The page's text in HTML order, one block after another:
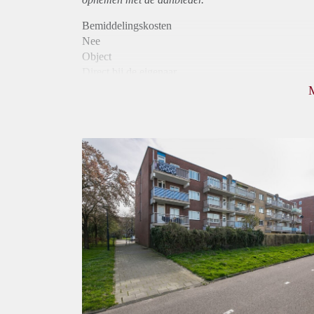
Bemiddelingskosten
Nee
Object
Huurtoeslag
Niet mogelijk
Inkomen eis
3,0 X Maandhuur Bruto
Huurtermijn
Onbepaalde termijn
Oplevering
Kaal